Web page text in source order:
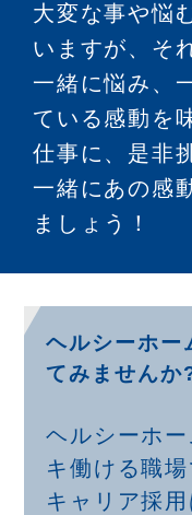
大変な事や悩
いますが、そ
一緒に悩み、
ている感動を
仕事に、是非
一緒にあの感
ましょう！
ヘルシーホー
てみませんか
ヘルシーホ
キ働ける職場
キャリア採